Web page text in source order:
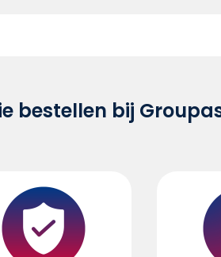
bestellen bij